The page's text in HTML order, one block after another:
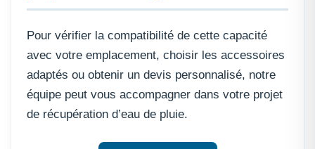
Pour vérifier la compatibilité de cette capacité
avec votre emplacement, choisir les accessoires
adaptés ou obtenir un devis personnalisé, notre
équipe peut vous accompagner dans votre projet
de récupération d’eau de pluie.